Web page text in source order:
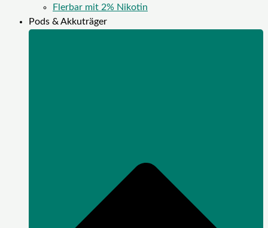
Flerbar mit 2% Nikotin
Pods & Akkuträger